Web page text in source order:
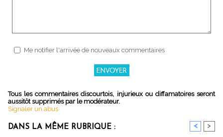
Me notifier l'arrivée de nouveaux commentaires
Tous les commentaires discourtois, injurieux ou diffamatoires seront
aussitôt supprimés par le modérateur.
Signaler un abus
DANS LA MÊME RUBRIQUE : < >